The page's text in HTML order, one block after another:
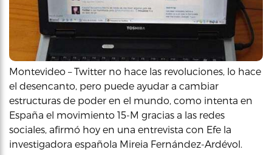
Montevideo – Twitter no hace las revoluciones, lo hace
el desencanto, pero puede ayudar a cambiar
estructuras de poder en el mundo, como intenta en
España el movimiento 15-M gracias a las redes
sociales, afirmó hoy en una entrevista con Efe la
investigadora española Mireia Fernández-Ardévol.